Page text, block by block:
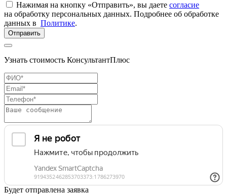
Нажимая на кнопку «Отправить», вы даете согласие
на обработку персональных данных. Подробнее об обработке
данных в Политике.
Отправить
Узнать стоимость КонсультантПлюс
Будет отправлена заявка